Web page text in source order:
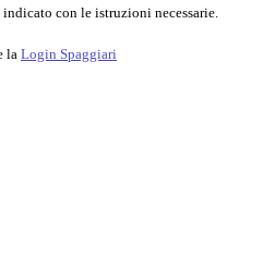
con le istruzioni necessarie.
la Login Spaggiari